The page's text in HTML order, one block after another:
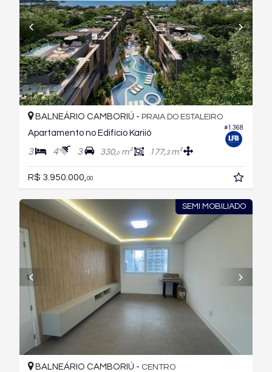
#1.368
BALNEÁRIO CAMBORIÚ - PRAIA DO ESTALEIRO
Apartamento no Edifício Kariió
3 4 3 330,0m² 177,3m²
R$ 3.950.000, 00
SEMI MOBILIADO
BALNEÁRIO CAMBORIÚ - CENTRO